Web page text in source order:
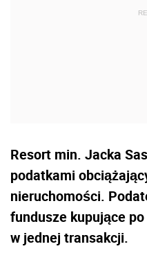
Resort min. Jacka
podatkami
nieruchomości.
fundusze kupujące
w jednej transakcji.